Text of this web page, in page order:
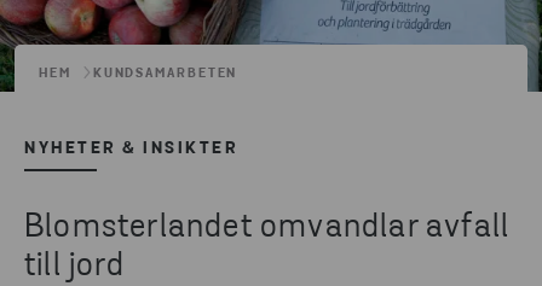
HEM KUNDSAMARBETEN
NYHETER & INSIKTER
Blomsterlandet omvandlar avfall
till jord